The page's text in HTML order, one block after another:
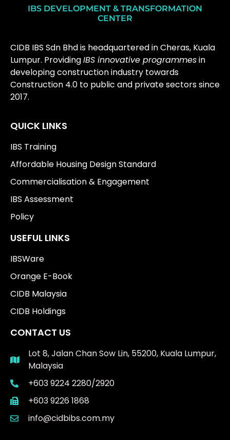
IBS DEVELOPMENT & TRANSFORMATION
CENTER
CIDB IBS Sdn Bhd is headquartered in Cheras, Kuala
Lumpur. ProvidingIBS innovative programmesin
developing construction industry towards
Construction 4.0 to public and private sectors since
2017.
QUICK LINKS
IBS Training
Affordable Housing Design Standard
Commercialisation & Engagement
IBS Assessment
Policy
USEFUL LINKS
IBSWare
Orange E-Book
CIDB Malaysia
CIDB Holdings
CONTACT US
Lot 8, Jalan Chan Sow Lin, 55200, Kuala Lumpur,
Malaysia
+603 9224 2280/2920
+603 9226 1868
info@cidbibs.com.my